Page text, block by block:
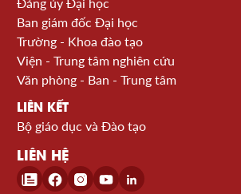
Ban giám đốc Đại học
Trường - Khoa đào tạo
Viện - Trung tâm nghiên cứu
Văn phòng - Ban - Trung tâm
LIÊN KẾT
Bộ giáo dục và Đào tạo
LIÊN HỆ